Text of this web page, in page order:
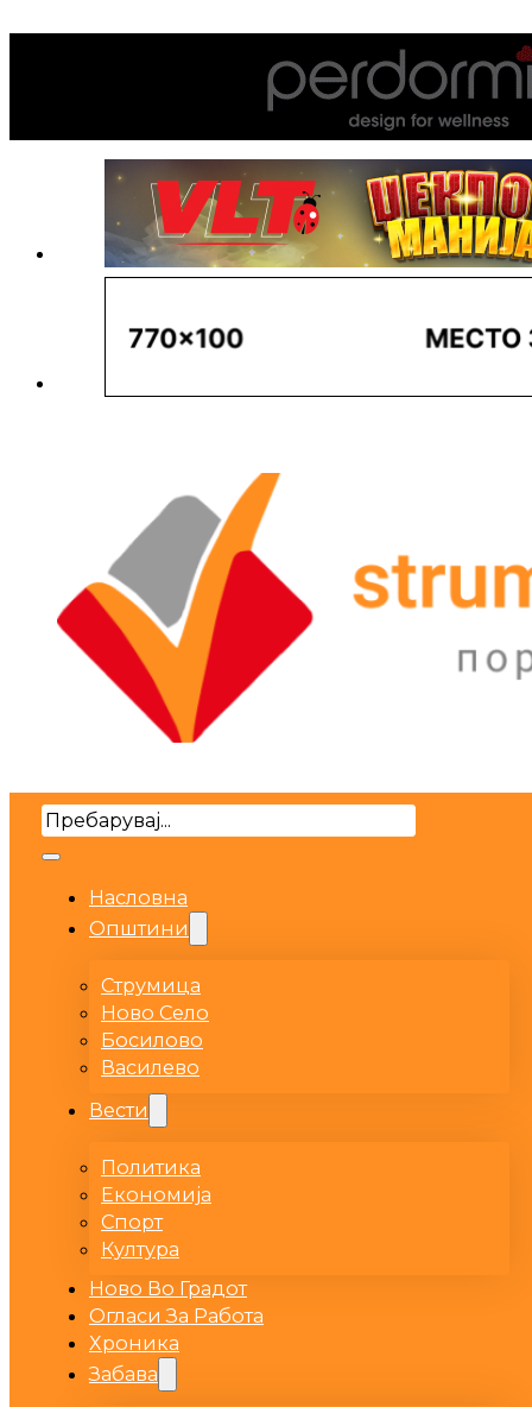
Search
Насловна
Општини
Струмица
Ново Село
Босилово
Василево
Вести
Политика
Економија
Спорт
Култура
Ново Во Градот
Огласи За Работа
Хроника
Забава